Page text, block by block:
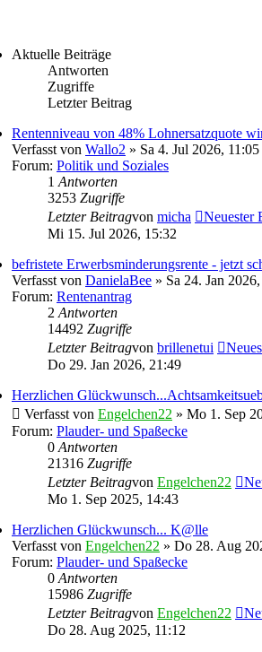
Aktuelle Beiträge
Antworten
Zugriffe
Letzter Beitrag
Rentenniveau von 48% Lohnersatzquote
Verfasst von Wallo2 » Sa 4. Jul 2026, 11:05
Forum: Politik und Soziales
1 Antworten
3253 Zugriffe
Letzter Beitragvon micha
Neuester
Mi 15. Jul 2026, 15:32
befristete Erwerbsminderungsrente - jetzt
Verfasst von DanielaBee » Sa 24. Jan
Forum: Rentenantrag
2 Antworten
14492 Zugriffe
Letzter Beitragvon brillenetui
Do 29. Jan 2026, 21:49
Herzlichen
Verfasst von Engelchen22 » Mo 1. Sep
Forum: Plauder- und Spaßecke
0 Antworten
21316 Zugriffe
Letzter Beitragvon Engelchen22
Mo 1. Sep 2025, 14:43
Herzlichen Glückwunsch... K@lle
Verfasst von Engelchen22 » Do 28. Aug
Forum: Plauder- und Spaßecke
0 Antworten
15986 Zugriffe
Letzter Beitragvon Engelchen22
Do 28. Aug 2025, 11:12